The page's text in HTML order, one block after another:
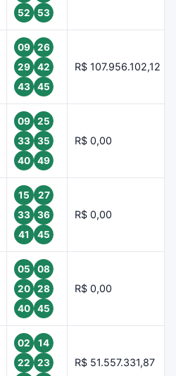
52
53
09
26
29
42
43
45
R$ 107.956.102,12
09
25
33
35
40
49
R$ 0,00
15
27
33
36
41
45
R$ 0,00
05
08
20
28
40
45
R$ 0,00
02
14
22
23
R$ 51.557.331,87